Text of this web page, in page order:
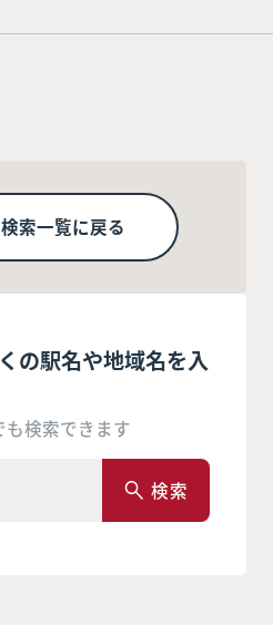
索一覧に戻る
の駅名や地域名を入
も検索できます
検索